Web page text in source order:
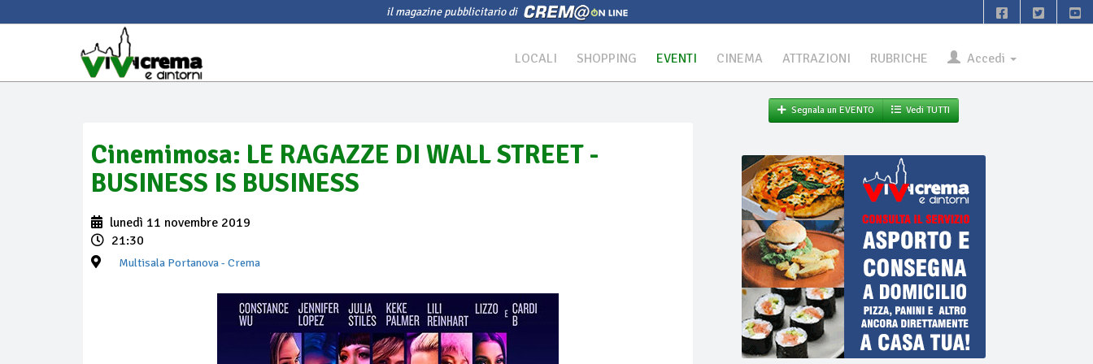
il magazine pubblicitario di
LOCALI SHOPPING EVENTI CINEMA ATTRAZIONI RUBRICHE Accedi
Cinemimosa: LE RAGAZZE DI WALL STREET -
BUSINESS IS BUSINESS
lunedì 11 novembre 2019
21:30
Multisala Portanova- Crema
Segnala un EVENTO Vedi TUTTI